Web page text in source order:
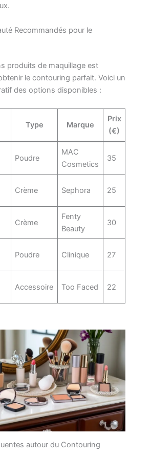
Recommandés pour le
produits de maquillage est
le contouring parfait. Voici un
des options disponibles :
Type Marque
Prix
(€)
Poudre
MAC
Cosmetics
35
Crème Sephora 25
Crème
Fenty
Beauty
30
Poudre Clinique 27
Accessoire Too Faced 22
autour du Contouring